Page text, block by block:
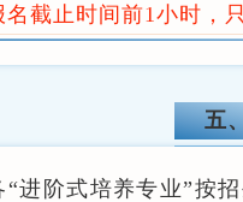
名截止时间前1小时，
五
“进阶式培养专业”按